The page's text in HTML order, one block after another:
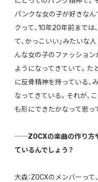
パンクな女の子が好きなん
クって、10年20年前までは
て、かっこいい」みたいな
んな女の子のファッション
ようになってきていて。た
に反骨精神を持っている、
なってきている。それが、
も形にできたかなって思っ
──ZOCXの楽曲の作り方
ているんでしょう？
大森：ZOCXのメンバーっ